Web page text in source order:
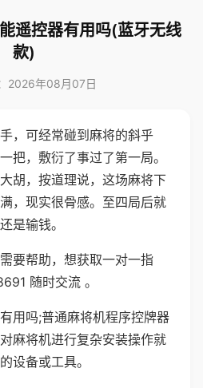
遥控器有用吗(蓝牙无线
款)
2026年08月07日
，可经常碰到麻将的斜乎
把，敷衍了事过了第一局。
胡，按道理说，这场麻将下
，现实很骨感。至四局后就
是输钱。
要帮助，想获取一对一指
随时交流 。
用吗;普通麻将机程序控牌器
麻将机进行复杂安装操作就
设备或工具。